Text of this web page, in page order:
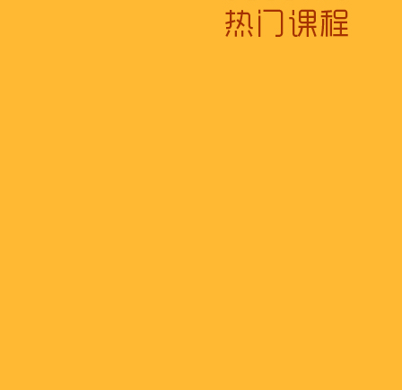
浓浓端午情，欢乐“粽